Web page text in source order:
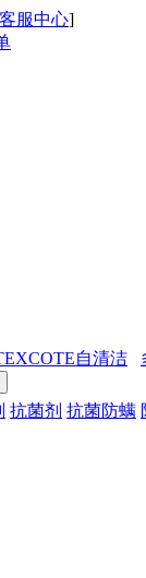
客服中心]
自清洁
抗菌剂 抗菌防螨